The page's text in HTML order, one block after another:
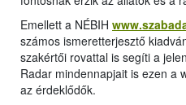
Emellett a NÉBIH
számos ismeretterjesztő
szakértői rovattal is segíti a
Radar mindennapjait is ezen a
az érdeklődők.